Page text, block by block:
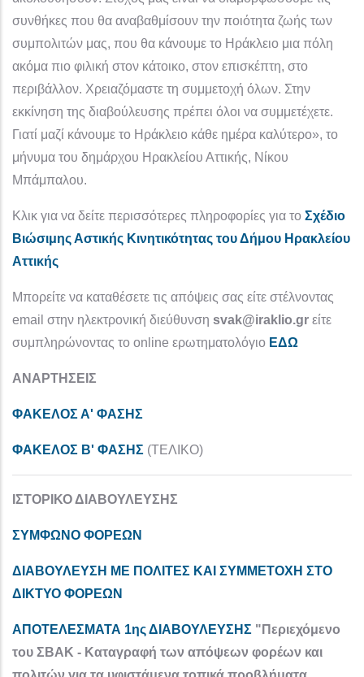
συνθήκες που θα αναβαθμίσουν την ποιότητα ζωής των
συμπολιτών μας, που θα κάνουμε το Ηράκλειο μια πόλη
ακόμα πιο φιλική στον κάτοικο, στον επισκέπτη, στο
περιβάλλον. Χρειαζόμαστε τη συμμετοχή όλων. Στην
εκκίνηση της διαβούλευσης πρέπει όλοι να συμμετέχετε.
Γιατί μαζί κάνουμε το Ηράκλειο κάθε ημέρα καλύτερο», το
μήνυμα του δημάρχου Ηρακλείου Αττικής, Νίκου
Μπάμπαλου.
Κλικ για να δείτε περισσότερες πληροφορίες για το Σχέδιο
Βιώσιμης Αστικής Κινητικότητας του Δήμου Ηρακλείου
Αττικής
Μπορείτε να καταθέσετε τις απόψεις σας είτε στέλνοντας
email στην ηλεκτρονική διεύθυνση svak@iraklio.gr είτε
συμπληρώνοντας το online ερωτηματολόγιο ΕΔΩ
ΑΝΑΡΤΗΣΕΙΣ
ΦΑΚΕΛΟΣ Α' ΦΑΣΗΣ
ΦΑΚΕΛΟΣ Β' ΦΑΣΗΣ (ΤΕΛΙΚΟ)
ΙΣΤΟΡΙΚΟ ΔΙΑΒΟΥΛΕΥΣΗΣ
ΣΥΜΦΩΝΟ ΦΟΡΕΩΝ
ΔΙΑΒΟΥΛΕΥΣΗ ΜΕ ΠΟΛΙΤΕΣ ΚΑΙ ΣΥΜΜΕΤΟΧΗ ΣΤΟ
ΔΙΚΤΥΟ ΦΟΡΕΩΝ
ΑΠΟΤΕΛΕΣΜΑΤΑ 1ης ΔΙΑΒΟΥΛΕΥΣΗΣ "Περιεχόμενο
του ΣΒΑΚ - Καταγραφή των απόψεων φορέων και